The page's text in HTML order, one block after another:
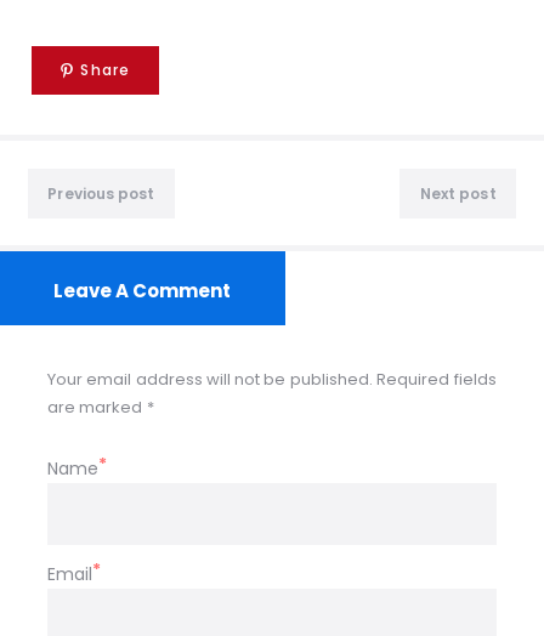
Share
Previous post Next post
Leave A Comment
Your email address will not be published. Required fields
are marked *
Name
Email